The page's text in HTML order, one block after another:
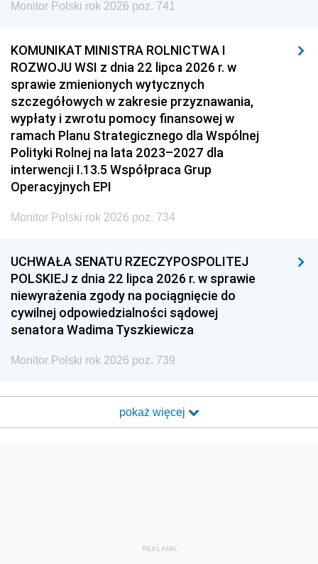
Monitor Polski rok 2026 poz. 741
KOMUNIKAT MINISTRA ROLNICTWA I
ROZWOJU WSI z dnia 22 lipca 2026 r. w
sprawie zmienionych wytycznych
szczegółowych w zakresie przyznawania,
wypłaty i zwrotu pomocy finansowej w
ramach Planu Strategicznego dla Wspólnej
Polityki Rolnej na lata 2023–2027 dla
interwencji I.13.5 Współpraca Grup
Operacyjnych EPI
Monitor Polski rok 2026 poz. 734
UCHWAŁA SENATU RZECZYPOSPOLITEJ
POLSKIEJ z dnia 22 lipca 2026 r. w sprawie
niewyrażenia zgody na pociągnięcie do
cywilnej odpowiedzialności sądowej
senatora Wadima Tyszkiewicza
Monitor Polski rok 2026 poz. 739
pokaż więcej
REKLAMA